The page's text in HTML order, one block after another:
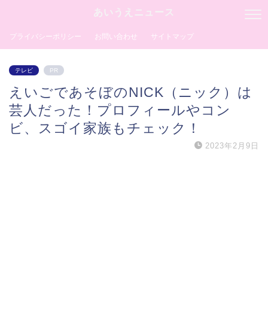
あいうえニュース
プライバシーポリシー お問い合わせ サイトマップ
テレビ PR
えいごであそぼのNICK（ニック）は
芸人だった！プロフィールやコン
ビ、スゴイ家族もチェック！
2023年2月9日